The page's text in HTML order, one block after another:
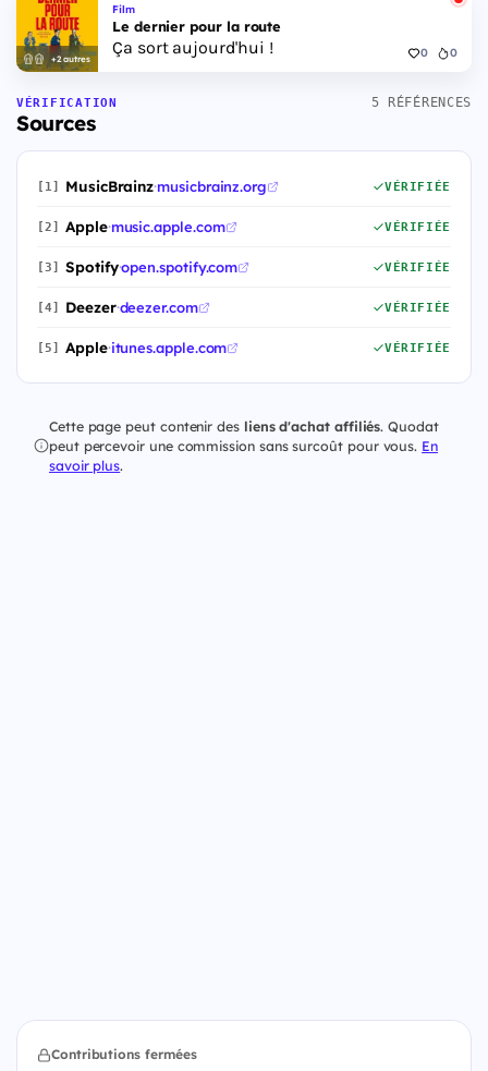
+2 autres
Film
Le dernier pour la route
Ça sort aujourd'hui ! 0 0
VÉRIFICATION
Sources
5 RÉFÉRENCES
[1] MusicBrainz·musicbrainz.org VÉRIFIÉE
[2] Apple·music.apple.com VÉRIFIÉE
[3] Spotify·open.spotify.com VÉRIFIÉE
[4] Deezer·deezer.com VÉRIFIÉE
[5] Apple·itunes.apple.com VÉRIFIÉE
Cette page peut contenir des liens d'achat affiliés. Quodat
peut percevoir une commission sans surcoût pour vous. En
savoir plus.
Contributions fermées